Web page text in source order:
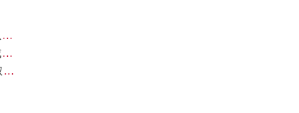
天梭中国官方售后服务中心｜热线电话及网点地址权威信息通告（2026年7月最新）
天梭中国官方售后服务中心｜全新服务热线及门店地址权威信息通告（2026年7月最新）
天梭中国官方售后服务中心｜全部网点地址及24小时热线权威信息声明（2026年7月最新）